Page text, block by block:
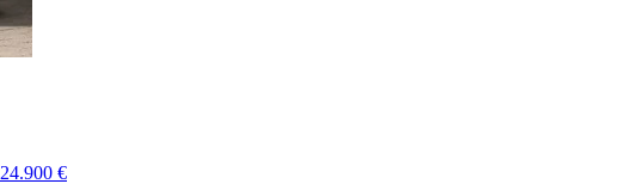
24.900 €